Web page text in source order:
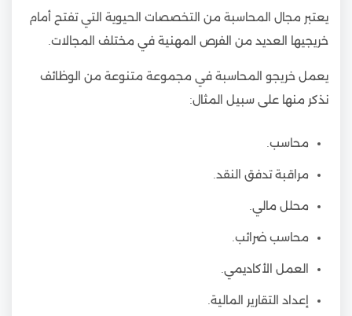
يعتبر مجال المحاسبة من التخصصات الحيوية التي تفتح أمام
خريجيها العديد من الفرص المهنية في مختلف المجالات.
يعمل خريجو المحاسبة في مجموعة متنوعة من الوظائف
نذكر منها على سبيل المثال:
محاسب.
مراقبة تدفق النقد.
محلل مالي.
محاسب ضرائب.
العمل الأكاديمي.
إعداد التقارير المالية.